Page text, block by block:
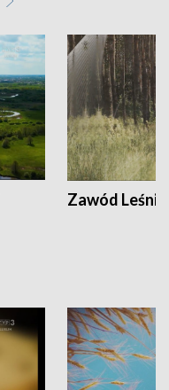
Zawód Leśnik